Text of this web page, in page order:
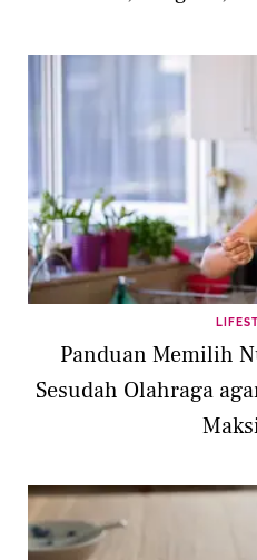
Panduan Memilih
Sesudah Olahraga